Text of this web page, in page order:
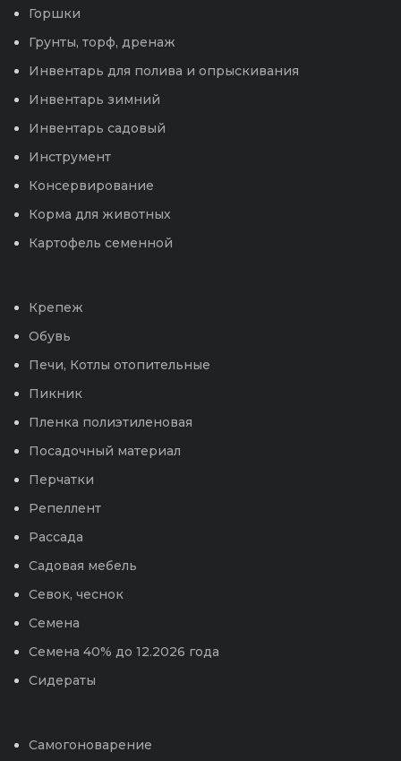
Горшки
Грунты, торф, дренаж
Инвентарь для полива и опрыскивания
Инвентарь зимний
Инвентарь садовый
Инструмент
Консервирование
Корма для животных
Картофель семенной
Крепеж
Обувь
Печи, Котлы отопительные
Пикник
Пленка полиэтиленовая
Посадочный материал
Перчатки
Репеллент
Рассада
Садовая мебель
Севок, чеснок
Семена
Семена 40% до 12.2026 года
Сидераты
Самогоноварение